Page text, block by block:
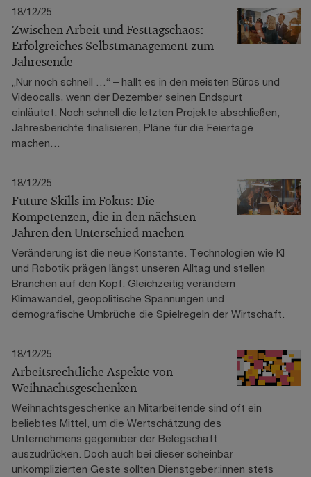
18/12/25
Zwischen Arbeit und Festtagschaos:
Erfolgreiches Selbstmanagement zum
Jahresende
„Nur noch schnell …“ – hallt es in den meisten Büros und
Videocalls, wenn der Dezember seinen Endspurt
einläutet. Noch schnell die letzten Projekte abschließen,
Jahresberichte finalisieren, Pläne für die Feiertage
machen…
18/12/25
Future Skills im Fokus: Die
Kompetenzen, die in den nächsten
Jahren den Unterschied machen
Veränderung ist die neue Konstante. Technologien wie KI
und Robotik prägen längst unseren Alltag und stellen
Branchen auf den Kopf. Gleichzeitig verändern
Klimawandel, geopolitische Spannungen und
demografische Umbrüche die Spielregeln der Wirtschaft.
18/12/25
Arbeitsrechtliche Aspekte von
Weihnachtsgeschenken
Weihnachtsgeschenke an Mitarbeitende sind oft ein
beliebtes Mittel, um die Wertschätzung des
Unternehmens gegenüber der Belegschaft
auszudrücken. Doch auch bei dieser scheinbar
unkomplizierten Geste sollten Dienstgeber:innen stets